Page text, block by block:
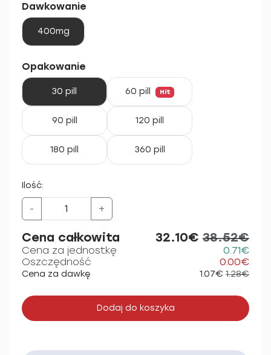
Dawkowanie
400mg
Opakowanie
30 pill 60 pill Hit
90 pill 120 pill
180 pill 360 pill
Ilość:
- +
Cena całkowita 32.10€ 38.52€
Cena za jednostkę
0.71€
Oszczędność
0.00€
Cena za dawkę 1.07€ 1.28€
Dodaj do koszyka